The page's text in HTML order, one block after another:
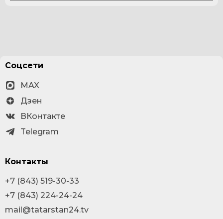
Соцсети
MAX
Дзен
ВКонтакте
Telegram
Контакты
+7 (843) 519-30-33
+7 (843) 224-24-24
mail@tatarstan24.tv